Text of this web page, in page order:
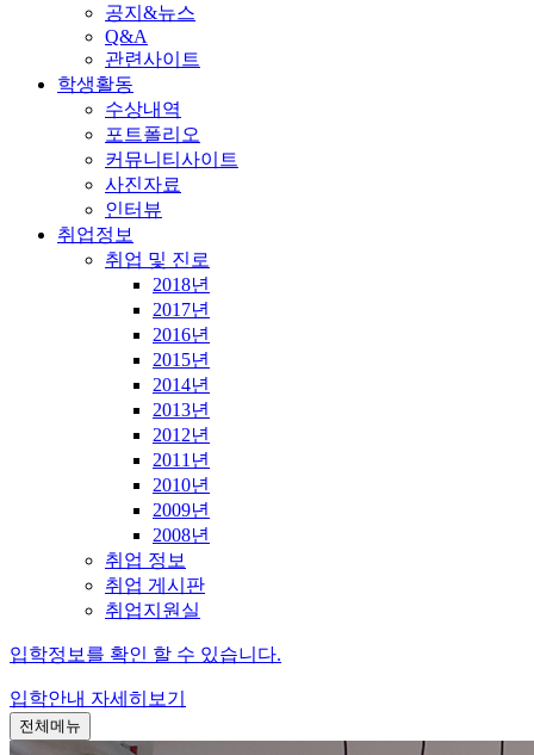
공지&뉴스
Q&A
관련사이트
학생활동
수상내역
포트폴리오
커뮤니티사이트
사진자료
인터뷰
취업정보
취업 및 진로
2018년
2017년
2016년
2015년
2014년
2013년
2012년
2011년
2010년
2009년
2008년
취업 정보
취업 게시판
취업지원실
입학정보를 확인 할 수 있습니다.
입학안내 자세히보기
전체메뉴